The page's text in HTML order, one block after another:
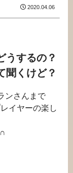
2020.04.06
うするの？
聞くけど？
ンさんまで
イヤーの楽し